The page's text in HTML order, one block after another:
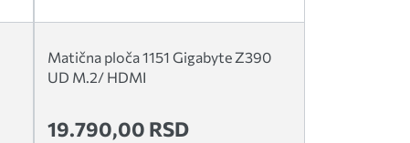
Matična ploča 1151 Gigabyte Z390
UD M.2/ HDMI
19.790,00 RSD